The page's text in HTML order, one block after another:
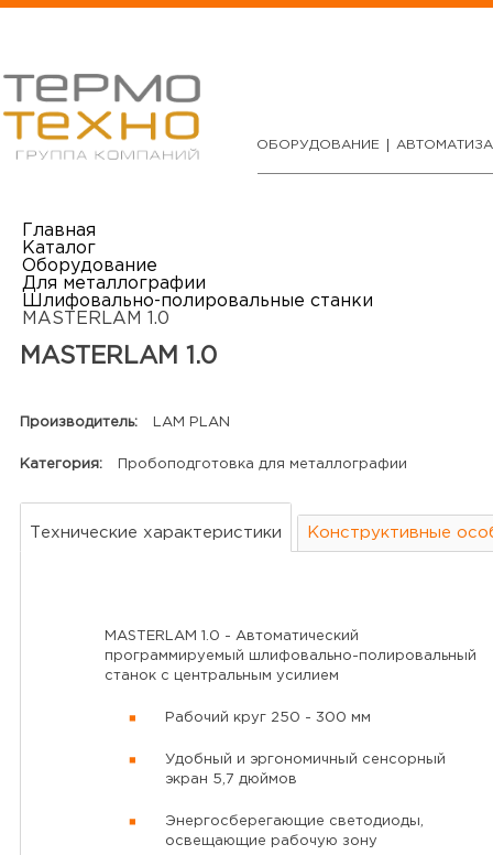
ОБОРУДОВАНИЕ
Главная
Каталог
Оборудование
Для металлографии
Шлифовально-полировальные станки
MASTERLAM 1.0
MASTERLAM 1.0
Производитель: LAM PLAN
Категория: Пробоподготовка для металлографии
Технические характеристики Конструктивные
MASTERLAM 1.0 - Автоматический
программируемый шлифовально-полировальный
станок с центральным усилием
Рабочий круг 250 - 300 мм
Удобный и эргономичный сенсорный
экран 5,7 дюймов
Энергосберегающие светодиоды,
освещающие рабочую зону